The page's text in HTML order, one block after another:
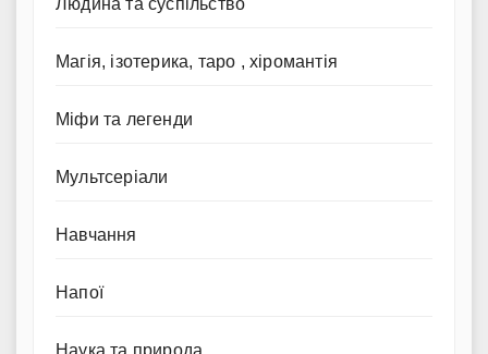
Людина та суспільство
Магія, ізотерика, таро , хіромантія
Міфи та легенди
Мультсеріали
Навчання
Напої
Наука та природа